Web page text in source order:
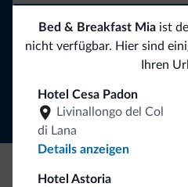
Bed & Breakfast Mia ist
nicht verfügbar. Hier sind
Ihren
Hotel Cesa Padon
Livinallongo del Col
di Lana
Details anzeigen
Hotel Astoria
Folgen Sie